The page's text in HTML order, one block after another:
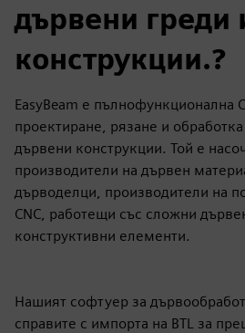
дървени греди
конструкции.?
EasyBeam е пълнофункционална
проектиране, рязане и
дървени конструкции. Той е
производители на дървен
дърводелци, производители на
CNC, работещи със сложни
конструктивни елементи.
Нашият софтуер за
справите с импорта на BTL за